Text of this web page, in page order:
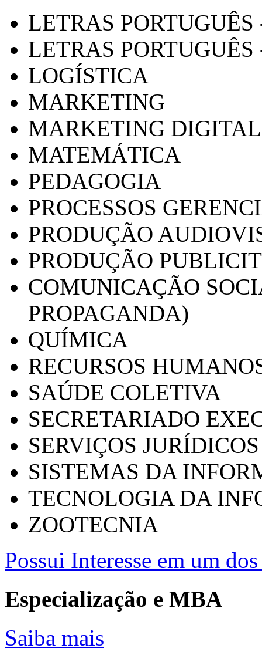
LETRAS
LETRAS PORTUGUÊS
LOGÍSTICA
MARKETING
MARKETING DIGITAL
MATEMÁTICA
PEDAGOGIA
PROCESSOS
PRODUÇÃO
PRODUÇÃO
COMUNICAÇÃO
PROPAGANDA)
QUÍMICA
RECURSOS
SAÚDE COLETIVA
SECRETARIADO
SERVIÇOS
SISTEMAS DA
TECNOLOGIA DA
ZOOTECNIA
Possui Interesse em um
Especialização e MBA
Saiba mais